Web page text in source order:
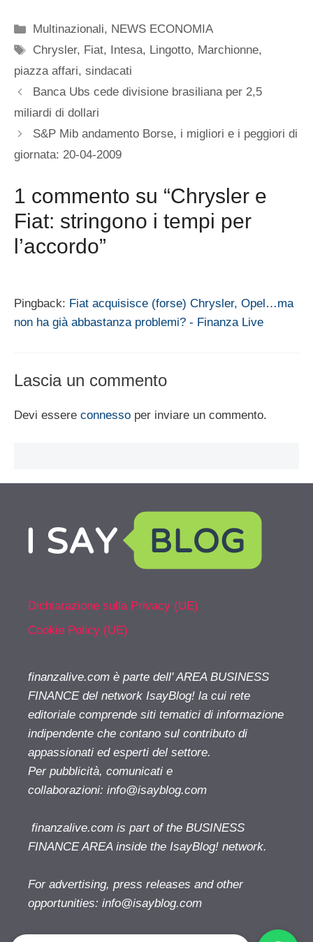
Categorie
Multinazionali, NEWS ECONOMIA
Tag
Chrysler, Fiat, Intesa, Lingotto, Marchionne,
piazza affari, sindacati
Banca Ubs cede divisione brasiliana per 2,5
miliardi di dollari
S&P Mib andamento Borse, i migliori e i peggiori di
giornata: 20-04-2009
1 commento su “Chrysler e
Fiat: stringono i tempi per
l’accordo”
Pingback: Fiat acquisisce (forse) Chrysler, Opel…ma
non ha già abbastanza problemi? - Finanza Live
Lascia un commento
Devi essere connesso per inviare un commento.
Dichiarazione sulla Privacy (UE)
Cookie Policy (UE)
finanzalive.com è parte dell' AREA BUSINESS
FINANCE del network IsayBlog! la cui rete
editoriale comprende siti tematici di informazione
indipendente che contano sul contributo di
appassionati ed esperti del settore.
Per pubblicità, comunicati e
collaborazioni: info@isayblog.com
finanzalive.com is part of the BUSINESS
FINANCE AREA inside the IsayBlog! network.
For advertising, press releases and other
opportunities: info@isayblog.com